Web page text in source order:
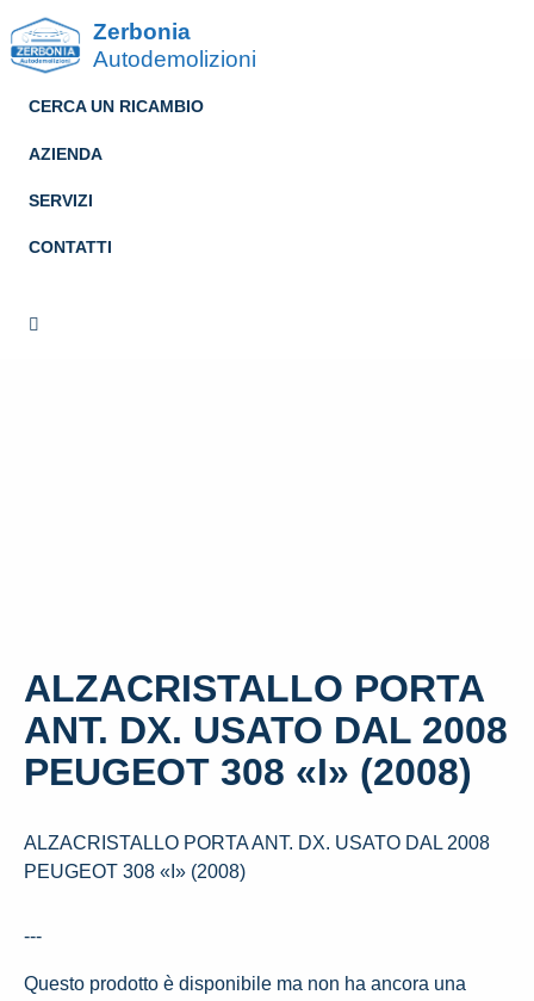
Zerbonia
Autodemolizioni
CERCA UN RICAMBIO
AZIENDA
SERVIZI
CONTATTI
ALZACRISTALLO PORTA
ANT. DX. USATO DAL 2008
PEUGEOT 308 «I» (2008)
ALZACRISTALLO PORTA ANT. DX. USATO DAL 2008
PEUGEOT 308 «I» (2008)
---
Questo prodotto è disponibile ma non ha ancora una